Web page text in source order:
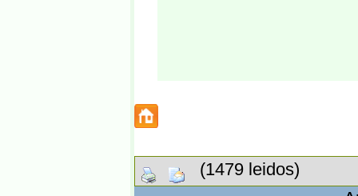
(1479 leidos)